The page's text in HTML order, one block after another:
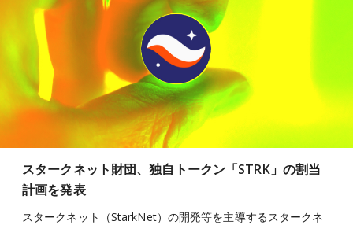
スタークネット財団、独自トークン「STRK」の割当
計画を発表
スタークネット（StarkNet）の開発等を主導するスタークネ